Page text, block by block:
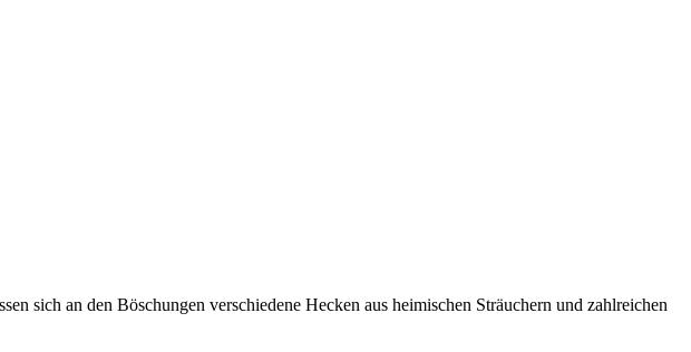
sich an den Böschungen verschiedene Hecken aus heimischen Sträuchern und zahlreichen